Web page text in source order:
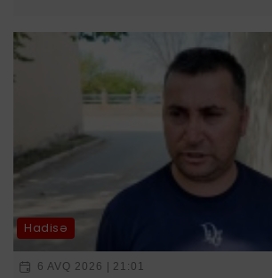
Hadisə
6 AVQ 2026 | 21:01